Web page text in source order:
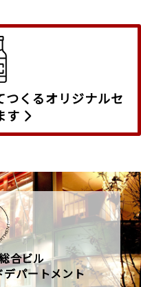
つくるオリジナルセ
す
合ビル
パートメント